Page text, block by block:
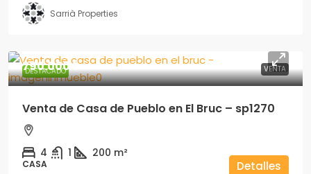
Sarrià Properties
DESTACADO VENTA
790.000€
Venta de Casa de Pueblo en El Bruc – sp1270
4 1 200 m²
CASA Detalles